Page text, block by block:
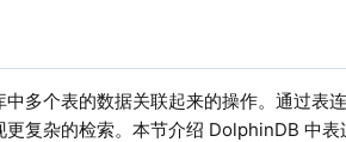
中多个表的数据关联起来的操作。通过表
更复杂的检索。本节介绍 DolphinDB 中